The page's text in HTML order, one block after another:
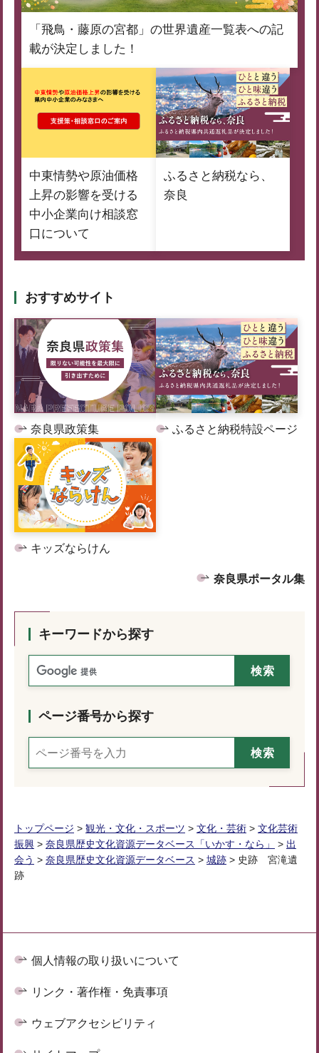
「飛鳥・藤原の宮都」の世界遺産一覧表への記
載が決定しました！
中東情勢や原油価格
上昇の影響を受ける
中小企業向け相談窓
口について
ふるさと納税なら、
奈良
おすすめサイト
奈良県政策集 ふるさと納税特設ページ
キッズならけん
奈良県ポータル集
キーワードから探す
ページ番号から探す
トップページ > 観光・文化・スポーツ > 文化・芸術 > 文化芸術
振興 > 奈良県歴史文化資源データベース「いかす・なら」 > 出
会う > 奈良県歴史文化資源データベース > 城跡 > 史跡 宮滝遺
跡
個人情報の取り扱いについて
リンク・著作権・免責事項
ウェブアクセシビリティ